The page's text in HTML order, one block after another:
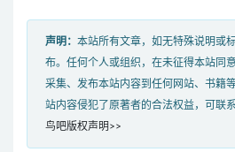
声明： 本站所有文章，如无特殊说明或
布。任何个人或组织，在未征得本站同
采集、发布本站内容到任何网站、书籍
站内容侵犯了原著者的合法权益，可联
鸟吧版权声明>>